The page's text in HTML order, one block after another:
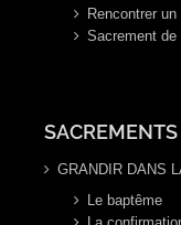
Rencontrer un
Sacrement
SACREMENTS
GRANDIR DANS
Le baptême